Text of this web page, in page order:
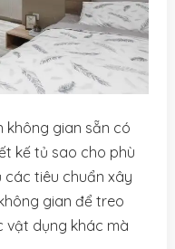
không gian sẵn có
kế tủ sao cho phù
các tiêu chuẩn xây
gian để treo
vật dụng khác mà